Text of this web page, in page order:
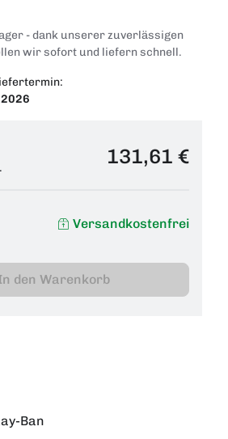
- dank unserer zuverlässigen
wir sofort und liefern schnell.
131,61 €
Versandkostenfrei
den Warenkorb
Ban